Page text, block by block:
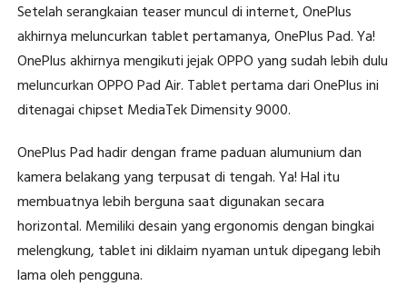
Setelah serangkaian teaser muncul di internet, OnePlus
akhirnya meluncurkan tablet pertamanya, OnePlus Pad. Ya!
OnePlus akhirnya mengikuti jejak OPPO yang sudah lebih dulu
meluncurkan OPPO Pad Air. Tablet pertama dari OnePlus ini
ditenagai chipset MediaTek Dimensity 9000.
OnePlus Pad hadir dengan frame paduan alumunium dan
kamera belakang yang terpusat di tengah. Ya! Hal itu
membuatnya lebih berguna saat digunakan secara
horizontal. Memiliki desain yang ergonomis dengan bingkai
melengkung, tablet ini diklaim nyaman untuk dipegang lebih
lama oleh pengguna.